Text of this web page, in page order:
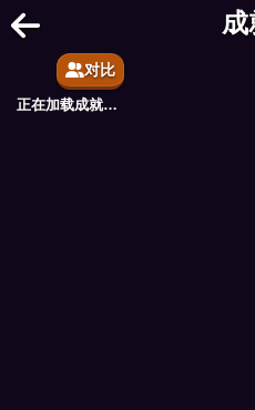
在线西洋跳棋 - 免
对比
正在加载成就…